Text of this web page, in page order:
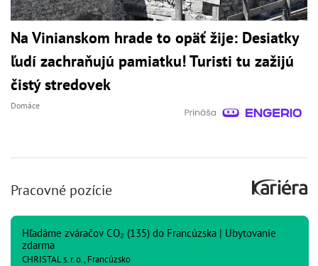
Na Vinianskom hrade to opäť žije: Desiatky
ľudí zachraňujú pamiatku! Turisti tu zažijú
čistý stredovek
Domáce
Pracovné pozície
Hľadáme zváračov CO₂ (135) do Francúzska | Ubytovanie
zdarma
CHRISTAL s. r. o., Francúzsko